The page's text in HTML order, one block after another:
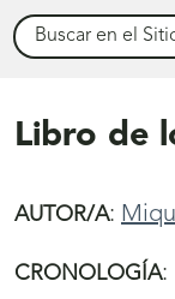
Buscar
Libro de
AUTOR/A:
CRONOLOGÍA: